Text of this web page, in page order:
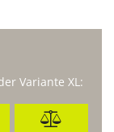
Variante XL: